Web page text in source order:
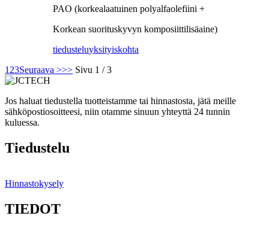
PAO (korkealaatuinen polyalfaolefiini +
Korkean suorituskyvyn komposiittilisäaine)
tiedusteluyksityiskohta
1 23Seuraava >>> Sivu 1 / 3
Jos haluat tiedustella tuotteistamme tai hinnastosta, jätä meille
sähköpostiosoitteesi, niin otamme sinuun yhteyttä 24 tunnin
kuluessa.
Tiedustelu
Hinnastokysely
TIEDOT